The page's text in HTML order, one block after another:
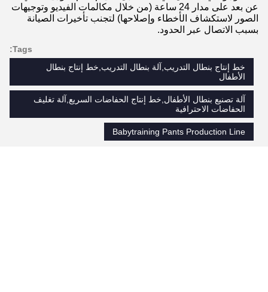
عن بعد على مدار 24 ساعة (من خلال مكالمات الفيديو وتوجيهات
الصور لاستكشاف الأخطاء وإصلاحها) لتجنب تأخيرات الصيانة
بسبب الاتصال عبر الحدود.
Tags:
خط إنتاج بنطال التدريب,آلة بنطال التدريب,خط إنتاج بنطال
الأطفال
آلة تصنيع بنطال الأطفال,خط إنتاج الحفاضات السريع,آلة تغليف
الحفاضات الاحترافية
Babytraining Pants Production Line